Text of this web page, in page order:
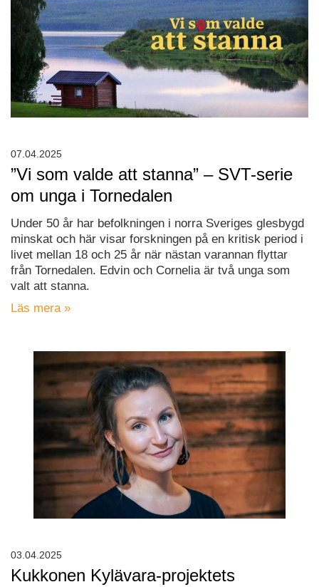
”Vi som valde att stanna” – SVT-serie
om unga i Tornedalen
Under 50 år har befolkningen i norra Sveriges glesbygd
minskat och här visar forskningen på en kritisk period i
livet mellan 18 och 25 år när nästan varannan flyttar
från Tornedalen. Edvin och Cornelia är två unga som
valt att stanna.
Läs mera »
07.04.2025
Kukkonen Kylävara-projektets
03.04.2025